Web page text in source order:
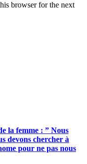
browser for the next
la femme : ” Nous
devons chercher à
pour ne pas nous